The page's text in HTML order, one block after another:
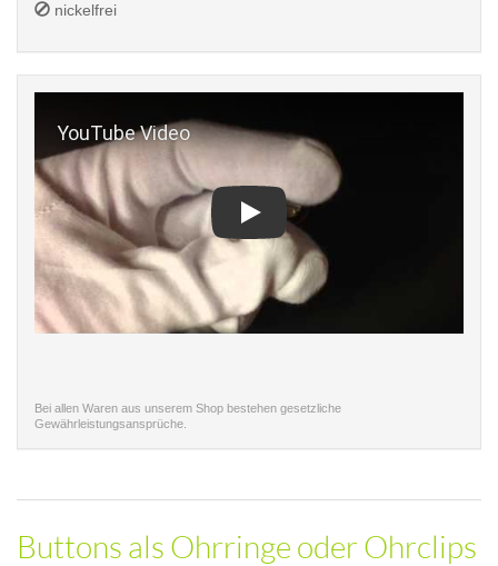
nickelfrei
Bei allen Waren aus unserem Shop bestehen gesetzliche
Gewährleistungsansprüche.
Buttons als Ohrringe oder Ohrclips